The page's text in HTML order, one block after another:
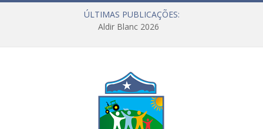
ÚLTIMAS PUBLICAÇÕES:
Aldir Blanc 2026